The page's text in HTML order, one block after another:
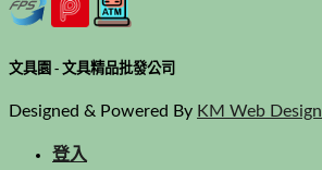
文具園 - 文具精品批發公司
Designed & Powered By KM Web Design
登入